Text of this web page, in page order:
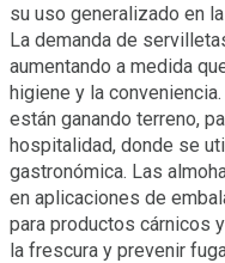
su uso generalizado en
La demanda de
aumentando a medida
higiene y la
están ganando terreno,
hospitalidad, donde se
gastronómica. Las
en aplicaciones de
para productos cárnicos
la frescura y prevenir